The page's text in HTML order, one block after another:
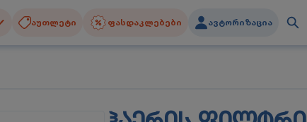
აუთლეტი ფასდაკლებები ავტორიზაცია